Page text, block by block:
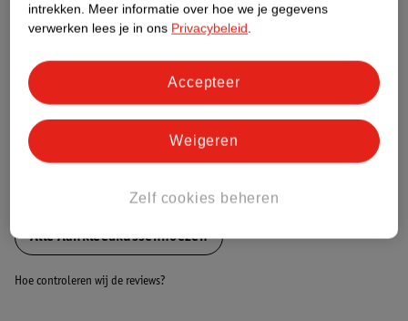
Dit product heeft (nog) geen Nature
Impact Score.
Bestel & Bezorginformatie
Alle Aankleedkussenhoezen
Hoe controleren wij de reviews?
intrekken. Meer informatie over hoe we je gegevens
verwerken lees je in ons Privacybeleid.
Zelf cookies beheren
Weigeren
Accepteer